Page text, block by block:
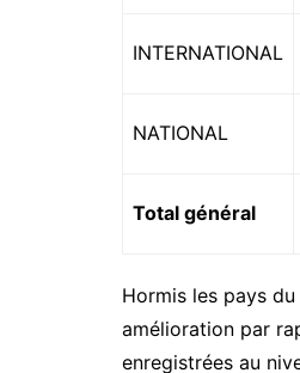
INTERNATIONAL
NATIONAL
Total général
Hormis les pays
amélioration par
enregistrées au